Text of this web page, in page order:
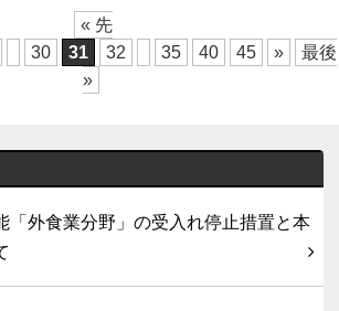
« 先
30 31 32 35 40 45 »
最後
»
「外食業分野」の受入れ停止措置と本